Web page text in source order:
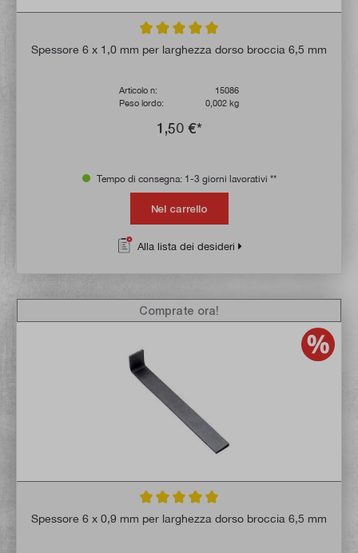
Valutazione media di 5 su 5 stelle
Spessore 6 x 1,0 mm per larghezza dorso broccia 6,5 mm
Articolo n:
15086
Peso lordo:
0,002 kg
1,50 €*
Tempo di consegna: 1-3 giorni lavorativi **
Nel carrello
Alla lista dei desideri
Valutazione media di 5 su 5 stelle
Spessore 6 x 0,9 mm per larghezza dorso broccia 6,5 mm
Comprate ora!